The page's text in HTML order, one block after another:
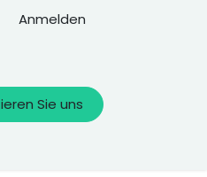
Anmelden
Sie uns